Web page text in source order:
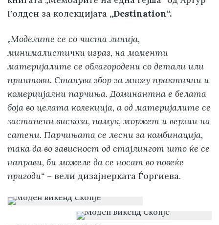
Голден за колекцијата „Destination“.
„Моделите се со чиста линија,
минималистички израз, на моменти
материјалите се облагородени со детали или
принтови. Станува збор за многу практични и
комерцијални парчиња. Доминантна е белата
боја во целата колекција, а од материјалите се
застапени вискоза, памук, жоржет и верзии на
сатени. Парчињата се лесни за комбинација,
така да во зависност од стајлингот што ќе се
направи, би можеле да се носат во повеќе
пригоди“ – вели дизајнерката Ѓоргиева.